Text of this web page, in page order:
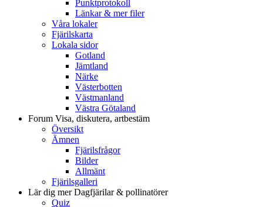
Punktprotokoll
Länkar & mer filer
Våra lokaler
Fjärilskarta
Lokala sidor
Gotland
Jämtland
Närke
Västerbotten
Västmanland
Västra Götaland
Forum Visa, diskutera, artbestäm
Översikt
Ämnen
Fjärilsfrågor
Bilder
Allmänt
Fjärilsgalleri
Lär dig merDagfjärilar & pollinatörer
Quiz